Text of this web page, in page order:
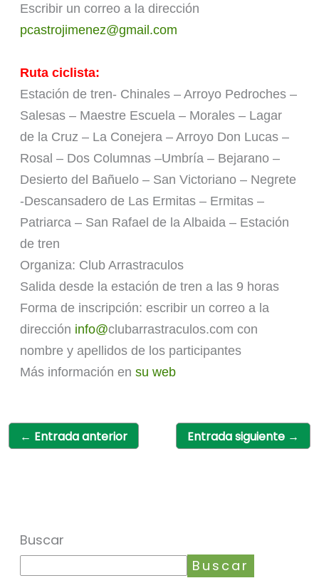
Escribir un correo a la dirección
pcastrojimenez@gmail.com
Ruta ciclista:
Estación de tren- Chinales – Arroyo Pedroches –
Salesas – Maestre Escuela – Morales – Lagar
de la Cruz – La Conejera – Arroyo Don Lucas –
Rosal – Dos Columnas –Umbría – Bejarano –
Desierto del Bañuelo – San Victoriano – Negrete
-Descansadero de Las Ermitas – Ermitas –
Patriarca – San Rafael de la Albaida – Estación
de tren
Organiza: Club Arrastraculos
Salida desde la estación de tren a las 9 horas
Forma de inscripción: escribir un correo a la
dirección info@clubarrastraculos.com con
nombre y apellidos de los participantes
Más información en su web
← Entrada anterior Entrada siguiente →
Buscar
Buscar